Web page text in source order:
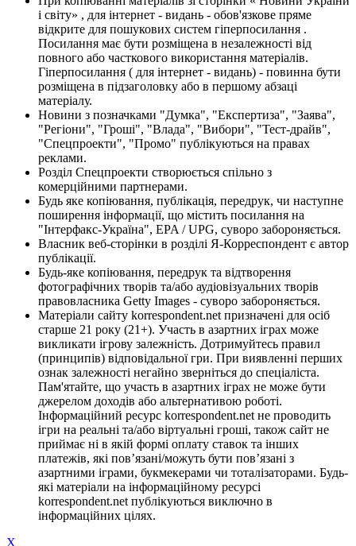
і світу» , для інтернет - видань - обов'язкове пряме
відкрите для пошукових систем гіперпосилання .
Посилання має бути розміщена в незалежності від
повного або часткового використання матеріалів.
Гіперпосилання ( для інтернет - видань) - повинна бути
розміщена в підзаголовку або в першому абзаці
матеріалу.
Новини з позначками "Думка", "Експертиза", "Заява",
"Регіони", "Гроші", "Влада", "Вибори", "Тест-драйв",
"Спецпроекти", "Промо" публікуються на правах
реклами.
Розділ Спецпроекти створюється спільно з
комерційними партнерами.
Будь яке копіювання, публікація, передрук, чи наступне
поширення інформації, що містить посилання на
"Інтерфакс-Україна", EPA / UPG, суворо забороняється.
Власник веб-сторінки в розділі Я-Корреспондент є автор
публікації.
Будь-яке копіювання, передрук та відтворення
фотографічних творів та/або аудіовізуальних творів
правовласника Getty Images - суворо забороняється.
Матеріали сайту korrespondent.net призначені для осіб
старше 21 року (21+). Участь в азартних іграх може
викликати ігрову залежність. Дотримуйтесь правил
(принципів) відповідальної гри. При виявленні перших
ознак залежності негайно зверніться до спеціаліста.
Пам'ятайте, що участь в азартних іграх не може бути
джерелом доходів або альтернативою роботі.
Інформаційний ресурс korrespondent.net не проводить
ігри на реальні та/або віртуальні гроші, також сайт не
приймає ні в якій формі оплату ставок та інших
платежів, які пов’язані/можуть бути пов’язані з
азартними іграми, букмекерами чи тоталізаторами. Будь-
які матеріали на інформаційному ресурсі
korrespondent.net публікуються виключно в
інформаційних цілях.
X